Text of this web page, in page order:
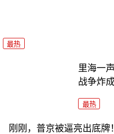
最热
里海一
战争炸
最热
刚刚，普京被逼亮出底牌